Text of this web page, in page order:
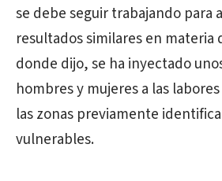
se debe seguir trabajando para
resultados similares en materia
donde dijo, se ha inyectado
hombres y mujeres a las
las zonas previamente
vulnerables.